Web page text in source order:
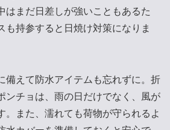
はまだ日差しが強いこともあるた
も持参すると日焼け対策になりま
備えて防水アイテムも忘れずに。折
ンチョは、雨の日だけでなく、風が
。また、濡れても荷物が守られるよ